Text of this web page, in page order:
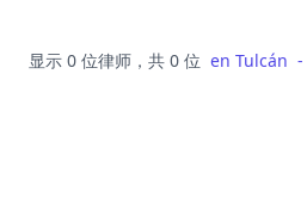
显示 0 位律师，共 0 位 en Tulcán -